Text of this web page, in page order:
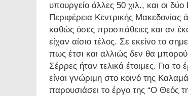
υπουργείο άλλες 50 χιλ., και οι
Περιφέρεια Κεντρικής
καθώς όσες προσπάθειες και αν
είχαν αίσιο τέλος. Σε εκείνο το
πως έτσι και αλλιώς δεν θα
Σέρρες ήταν τελικά έτοιμες. Για
είναι γνώριμη στο κοινό της
παρουσιάσει το έργο της “Ο Θεός